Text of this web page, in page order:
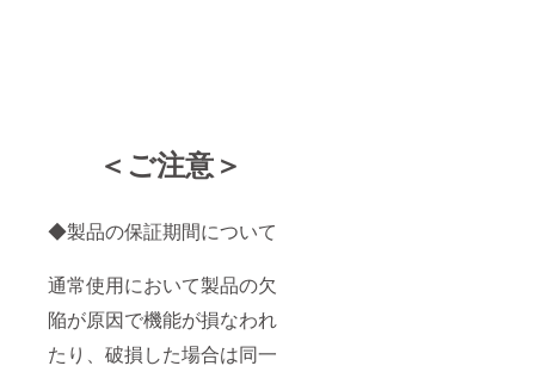
＜ご注意＞
◆製品の保証期間について
通常使用において製品の欠
陥が原因で機能が損なわれ
たり、破損した場合は同一